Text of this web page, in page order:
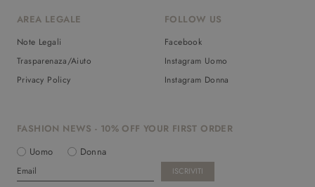
AREA LEGALE
Note Legali
Trasparenaza/Aiuto
Privacy Policy
FOLLOW US
Facebook
Instagram Uomo
Instagram Donna
FASHION NEWS - 10% OFF YOUR FIRST ORDER
Uomo
Donna